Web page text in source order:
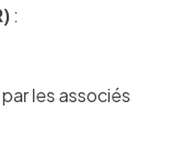
:
les associés